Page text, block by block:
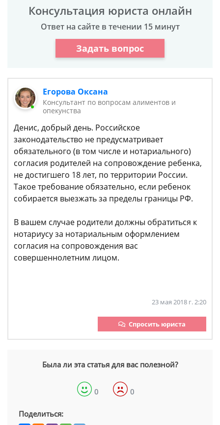
Консультация юриста онлайн
Ответ на сайте в течении 15 минут
Задать вопрос
Егорова Оксана
Консультант по вопросам алиментов и
опекунства
Денис, добрый день. Российское
законодательство не предусматривает
обязательного (в том числе и нотариального)
согласия родителей на сопровождение ребенка,
не достигшего 18 лет, по территории России.
Такое требование обязательно, если ребенок
собирается выезжать за пределы границы РФ.
В вашем случае родители должны обратиться к
нотариусу за нотариальным оформлением
согласия на сопровождения вас
совершеннолетним лицом.
23 мая 2018 г. 2:20
Спросить юриста
Была ли эта статья для вас полезной?
0 0
Поделиться: